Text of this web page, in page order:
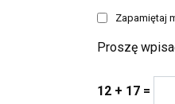
Zapamiętaj
Proszę
12 + 17 =